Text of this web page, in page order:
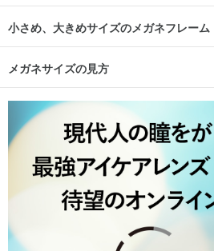
小さめ、大きめサイズのメガネフレーム
メガネサイズの見方